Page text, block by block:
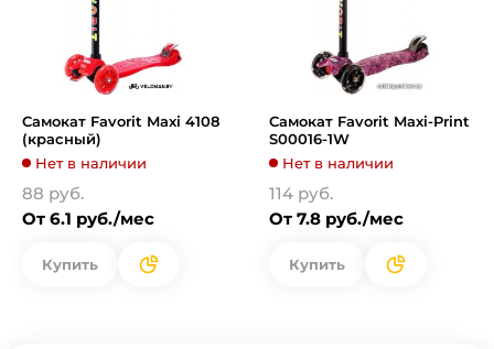
Самокат Favorit Maxi 4108
(красный)
Нет в наличии
88 руб.
От 6.1 руб./мес
Купить
Самокат Favorit Maxi-Print
S00016-1W
Нет в наличии
114 руб.
От 7.8 руб./мес
Купить